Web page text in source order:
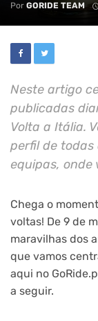
Por GORIDE TEAM
Neste artigo
publicadas
Volta a Itália.
perfil de
equipas, onde
Chega o
voltas! De 9 de
maravilhas dos
que vamos
aqui no
a seguir.